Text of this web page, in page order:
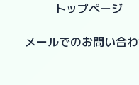
トップページ
メールでのお問い合